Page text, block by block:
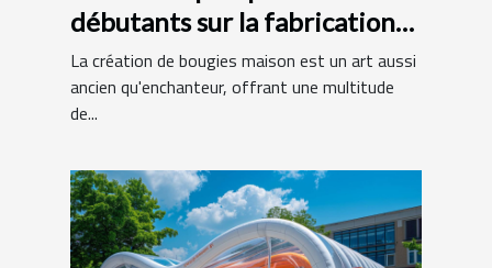
débutants sur la fabrication
de bougies maison
La création de bougies maison est un art aussi
ancien qu'enchanteur, offrant une multitude
de...